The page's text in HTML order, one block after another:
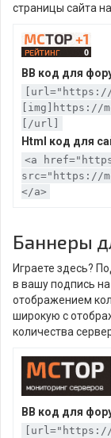
страницы сайта
BB код для
[url="https://
[img]https://
[/url]
Html код для
<a
src="https://
</a>
Баннеры
Играете здесь?
в вашу подпись
отображением
широкую с
количества
BB код для
[url="https://